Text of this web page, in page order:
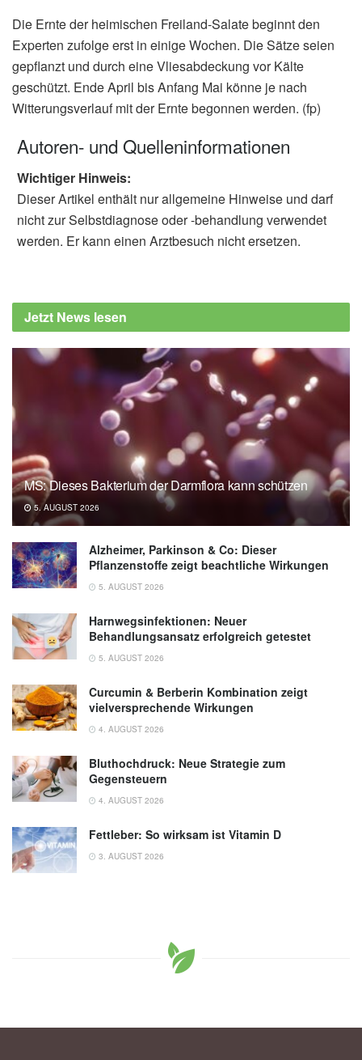
Die Ernte der heimischen Freiland-Salate beginnt den
Experten zufolge erst in einige Wochen. Die Sätze seien
gepflanzt und durch eine Vliesabdeckung vor Kälte
geschützt. Ende April bis Anfang Mai könne je nach
Witterungsverlauf mit der Ernte begonnen werden. (fp)
Autoren- und Quelleninformationen
Wichtiger Hinweis:
Dieser Artikel enthält nur allgemeine Hinweise und darf
nicht zur Selbstdiagnose oder -behandlung verwendet
werden. Er kann einen Arztbesuch nicht ersetzen.
Jetzt News lesen
MS: Dieses Bakterium der Darmflora kann schützen
5. AUGUST 2026
Alzheimer, Parkinson & Co: Dieser
Pflanzenstoffe zeigt beachtliche Wirkungen
5. AUGUST 2026
Harnwegsinfektionen: Neuer
Behandlungsansatz erfolgreich getestet
5. AUGUST 2026
Curcumin & Berberin Kombination zeigt
vielversprechende Wirkungen
4. AUGUST 2026
Bluthochdruck: Neue Strategie zum
Gegensteuern
4. AUGUST 2026
Fettleber: So wirksam ist Vitamin D
3. AUGUST 2026